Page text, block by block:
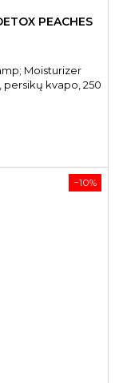
PEACHES
Moisturizer
persikų kvapo, 250
−10%